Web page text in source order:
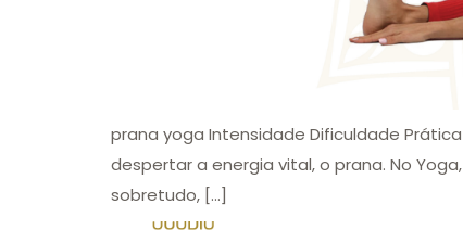
prana yoga Intensidade Dificuldade
despertar a energia vital, o prana. No
sobretudo, […]